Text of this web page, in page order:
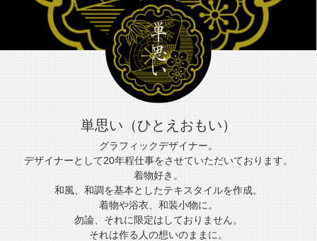
単思い（ひとえおもい）
グラフィックデザイナー。
デザイナーとして20年程仕事をさせていただいております。
着物好き。
和風、和調を基本としたテキスタイルを作成。
着物や浴衣、和装小物に。
勿論、それに限定はしておりません。
それは作る人の想いのままに。